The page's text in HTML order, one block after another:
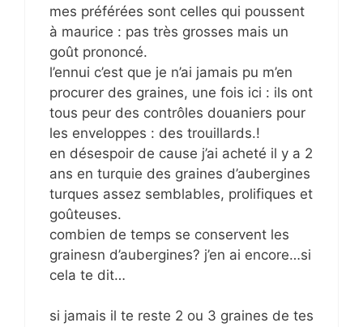
mes préférées sont celles qui poussent
à maurice : pas très grosses mais un
goût prononcé.
l’ennui c’est que je n’ai jamais pu m’en
procurer des graines, une fois ici : ils ont
tous peur des contrôles douaniers pour
les enveloppes : des trouillards.!
en désespoir de cause j’ai acheté il y a 2
ans en turquie des graines d’aubergines
turques assez semblables, prolifiques et
goûteuses.
combien de temps se conservent les
grainesn d’aubergines? j’en ai encore…si
cela te dit…
si jamais il te reste 2 ou 3 graines de tes